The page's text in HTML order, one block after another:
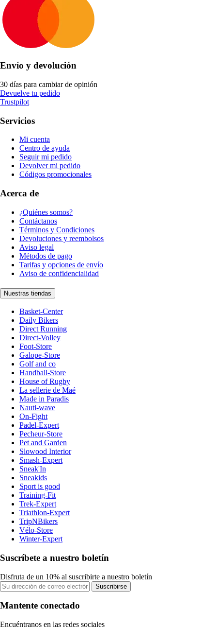
Envío y devolución
30 días para cambiar de opinión
Devuelve tu pedido
Trustpilot
Servicios
Mi cuenta
Centro de ayuda
Seguir mi pedido
Devolver mi pedido
Códigos promocionales
Acerca de
¿Quiénes somos?
Contáctanos
Términos y Condiciones
Devoluciones y reembolsos
Aviso legal
Métodos de pago
Tarifas y opciones de envío
Aviso de confidencialidad
Nuestras tiendas
Basket-Center
Daily Bikers
Direct Running
Direct-Volley
Foot-Store
Galope-Store
Golf and co
Handball-Store
House of Rugby
La sellerie de Maé
Made in Paradis
Nauti-wave
On-Fight
Padel-Expert
Pecheur-Store
Pet and Garden
Slowood Interior
Smash-Expert
Sneak'In
Sneakids
Sport is good
Training-Fit
Trek-Expert
Triathlon-Expert
TripNBikers
Vélo-Store
Winter-Expert
Suscríbete a nuestro boletín
Disfruta de un 10% al suscribirte a nuestro boletín
Suscribirse
Mantente conectado
Encuéntranos en las redes sociales